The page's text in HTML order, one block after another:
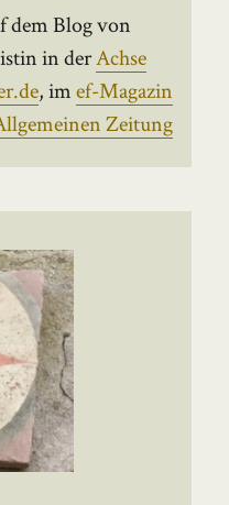
dem Blog von
in derAchse
, imef-Magazin
Zeitung